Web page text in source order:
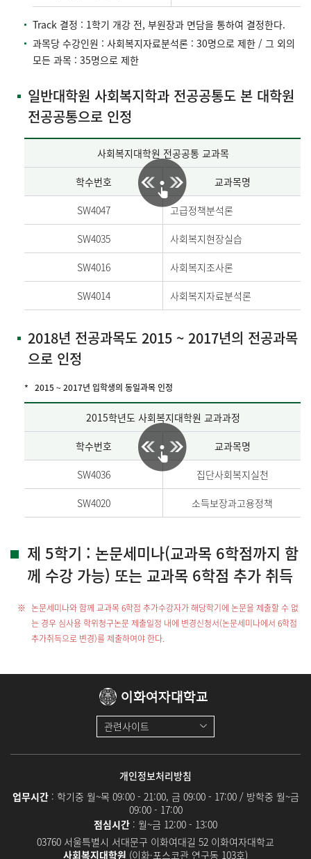
Track 결정 : 1학기 개강 전, 부원장과 면담을 통하여 결정한다.
과목당 수강인원 : 사회복지자료분석론 : 30명으로 제한 / 그 외의
모든 과목 : 35명으로 제한
일반대학원 사회복지학과 전공공통도 본 대학원
전공공통으로 인정
사회복지대학원 전공공통 교과목
학수번호 교과목명
SW4047 고급정책분석론
SW4035 사회복지현장실습
SW4016 사회복지조사론
SW4014 사회복지자료분석론
2018년 전공과목도 2015 ~ 2017년의 전공과목
으로 인정
2015 ~ 2017년 입학생의 동일과목 인정
2015학년도 사회복지대학원 교과과정
학수번호 교과목명
SW4036 집단사회복지실천
SW4020 소득보장과고용정책
제 5학기 : 논문세미나(교과목 6학점까지 함
께 수강 가능) 또는 교과목 6학점 추가 취득
논문세미나와 함께 교과목 6학점 추가수강자가 해당학기에 논문을 제출할 수 없
는 경우 심사용 학위청구논문 제출일정 내에 변경신청서(논문세미나에서 6학점
추가취득으로 변경)를 제출하여야 한다.
이화여자대학교
관련사이트
개인정보처리방침
업무시간: 학기중 월~목 09:00 - 21:00, 금 09:00 - 17:00 / 방학중 월~금
09:00 - 17:00
점심시간 : 월~금 12:00 - 13:00
03760 서울특별시 서대문구 이화여대길 52 이화여자대학교
사회복지대학원 (이화·포스코관 연구동 103호)